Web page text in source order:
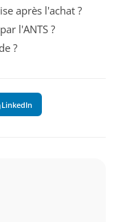
après l'achat ?
l'ANTS ?
?
LinkedIn